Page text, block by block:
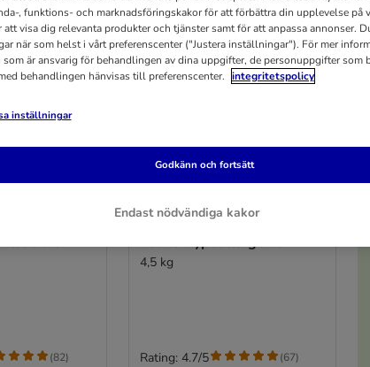
(82)
Royal Canin Veterinary
Feline Hypoallergenic
4,5 kg
Rating: 4.7/5 (67)
, funktions- och marknadsföringskakor för att förbättra din upplevelse på
att visa dig relevanta produkter och tjänster samt för att anpassa annonser.
när som helst i vårt preferenscenter ("Justera inställningar"). För mer
som är ansvarig för behandlingen av dina uppgifter, de personuppgifter som
behandlingen hänvisas till preferenscenter. integritetspolicy
inställningar
Endast nödvändiga kakor
Godkänn och fortsätt